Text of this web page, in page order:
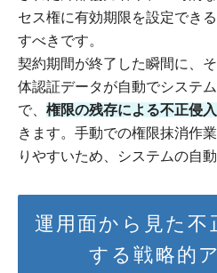
セス権に有効期限を設定でき
すべきです。
契約期間が終了した瞬間に、
体認証データが自動でシステ
で、 権限の残存による不正侵
きます。手動での権限抹消作
りやすいため、システムの自
運用面から見た不
する戦略的